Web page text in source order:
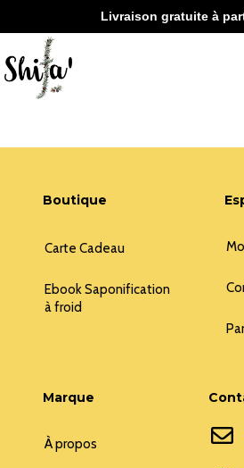
au
contenu
Livraison gratuite à
Boutique
Carte Cadeau
Ebook Saponification
à froid
Marque
À propos